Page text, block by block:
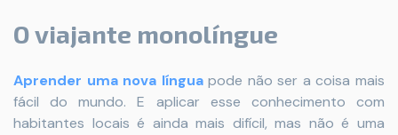
O viajante monolíngue
Aprender uma nova línguapode não ser a coisa mais
fácil do mundo. E aplicar esse conhecimento com
habitantes locais é ainda mais difícil, mas não é uma